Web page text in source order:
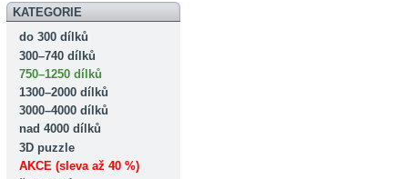
KATEGORIE
do 300 dílků
300–740 dílků
750–1250 dílků
1300–2000 dílků
3000–4000 dílků
nad 4000 dílků
3D puzzle
AKCE (sleva až 40 %)